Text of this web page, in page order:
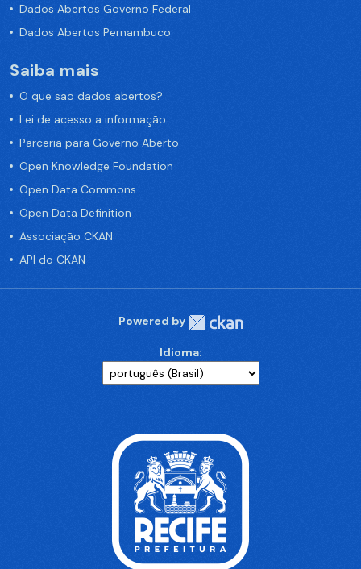
Dados Abertos Governo Federal
Dados Abertos Pernambuco
Saiba mais
O que são dados abertos?
Lei de acesso a informação
Parceria para Governo Aberto
Open Knowledge Foundation
Open Data Commons
Open Data Definition
Associação CKAN
API do CKAN
Powered by
Idioma